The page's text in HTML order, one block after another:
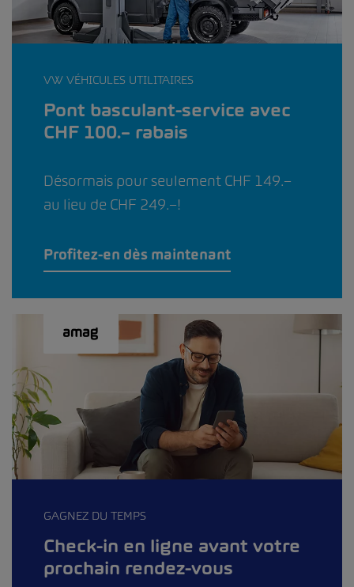
VW VÉHICULES UTILITAIRES
Pont basculant-service avec
CHF 100.– rabais
Désormais pour seulement CHF 149.–
au lieu de CHF 249.–!
Profitez-en dès maintenant
GAGNEZ DU TEMPS
Check-in en ligne avant votre
prochain rendez-vous